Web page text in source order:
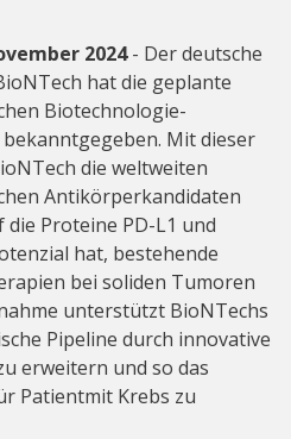
2024- Der deutsche
hat die geplante
Biotechnologie-
Mit dieser
die weltweiten
Antikörperkandidaten
Proteine PD-L1 und
hat, bestehende
bei soliden Tumoren
unterstützt BioNTechs
Pipeline durch innovative
erweitern und so das
Patientmit Krebs zu